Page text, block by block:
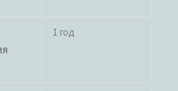
1 год